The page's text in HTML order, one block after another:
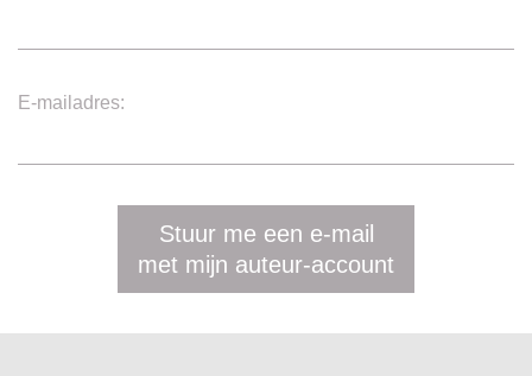
E-mailadres:
Stuur me een e-mail
met mijn auteur-account